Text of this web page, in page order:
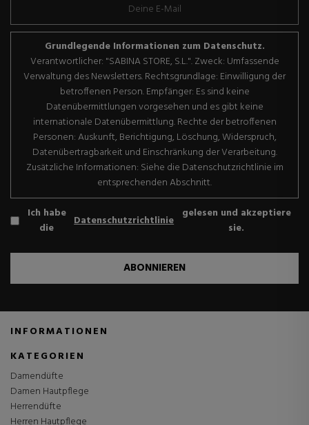
Grundlegende Informationen zum Datenschutz.
Verantwortlicher: "SABINA STORE, S.L.". Zweck: Umfassende
Verwaltung des Newsletters. Rechtsgrundlage: Einwilligung der
betroffenen Person. Empfänger: Es sind keine
Datenübermittlungen vorgesehen und es gibt keine
internationale Datenübermittlung. Rechte der betroffenen
Personen: Auskunft, Berichtigung, Löschung, Widerspruch,
Datenübertragbarkeit und Einschränkung der Verarbeitung.
Zusätzliche Informationen: Siehe die Datenschutzrichtlinie im
entsprechenden Abschnitt.
Ich habe
die
Datenschutzrichtlinie gelesen und akzeptiere
sie.
ABONNIEREN
INFORMATIONEN
KATEGORIEN
Damendüfte
Damen Hautpflege
Herrendüfte